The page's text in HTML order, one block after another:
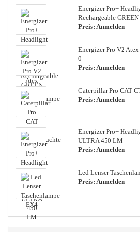
Energizer Pro+
Rechargeable GREEN
Preis: Anmelden
Energizer Pro V2
0
Preis: Anmelden
Caterpillar Pro CAT
Preis: Anmelden
Energizer Pro+
ULTRA 450 LM
Preis: Anmelden
Led Lenser
Preis: Anmelden